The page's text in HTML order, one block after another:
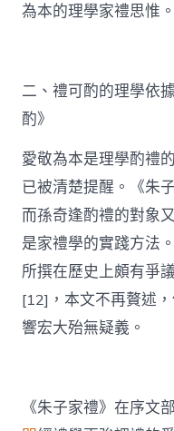
為本的理學家禮思惟。
二、禮可酌的理學依
酌》
愛敬為本是理學酌禮
已被清楚提醒。《朱
而孫奇逢酌禮的對象
是家禮學的實踐方法
所撰在歷史上頗有爭
[12]，本文不再贅述
響宏大殆無疑義。
《朱子家禮》在序文